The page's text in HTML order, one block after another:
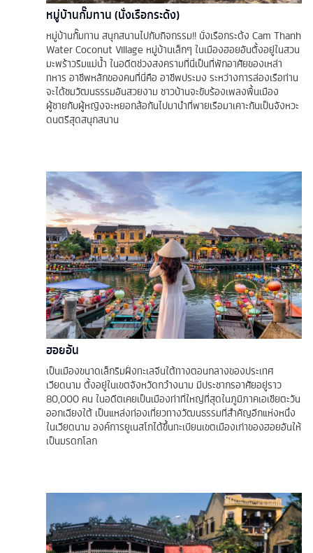
หมู่บ้านกั๊มทาน (นั่งเรือกระด้ง)
หมู่บ้านกั๊มทาน สนุกสนานไปกับกิจกรรม!! นั่งเรือกระด้ง Cam Thanh
Water Coconut Village หมู่บ้านเล็กๆ ในเมืองฮอยอันตั้งอยู่ในสวน
มะพร้าวริมแม่น้ำ ในอดีตช่วงสงครามที่นี่เป็นที่พักอาศัยของเหล่า
ทหาร อาชีพหลักของคนที่นี่คือ อาชีพประมง ระหว่างการล่องเรือท่าน
จะได้ชมวัฒนธรรมอันสวยงาม ชาวบ้านจะขับร้องเพลงพื้นเมือง
ผู้ชายกับผู้หญิงจะหยอกล้อกันไปมานำที่พายเรือมาเคาะกันเป็นจังหวะ
ดนตรีสุดสนุกสนาน
ฮอยอัน
เป็นเมืองขนาดเล็กริมฝั่งทะเลจีนใต้ทางตอนกลางของประเทศ
เวียดนาม ตั้งอยู่ในเขตจังหวัดกว๋างนาม มีประชากรอาศัยอยู่ราว
80,000 คน ในอดีตเคยเป็นเมืองท่าที่ใหญ่ที่สุดในภูมิภาคเอเชียตะวัน
ออกเฉียงใต้ เป็นแหล่งท่องเที่ยวทางวัฒนธรรมที่สำคัญอีกแห่งหนึ่ง
ในเวียดนาม องค์การยูเนสโกได้ขึ้นทะเบียนเขตเมืองเก่าของฮอยอันให้
เป็นมรดกโลก